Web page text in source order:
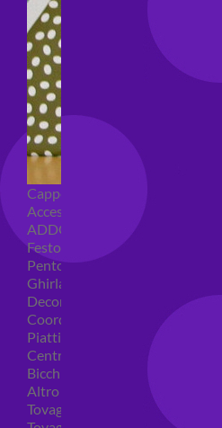
Cappellini per feste
Accessori per feste
ADDOBBI COMPLEANNO
Festoni compleanno
Pentolacce
Ghirlande decorative
Decorazioni tavola
Coordinati tavola per feste
Piatti compleanno
Centrotavola
Bicchieri feste
Altro
Tovaglioli